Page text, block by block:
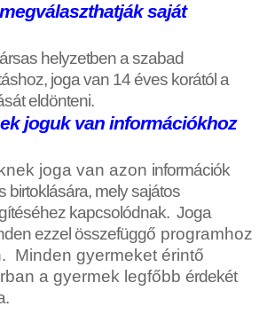
saját
helyzetben a szabad
joga van 14 éves korától a
eldönteni.
joguk van információkhoz
joga van azon információk
birtoklására, mely sajátos
kapcsolódnak. Joga
ezzel összefüggő programhoz
Minden gyermeket érintő
a gyermek legfőbb érdekét